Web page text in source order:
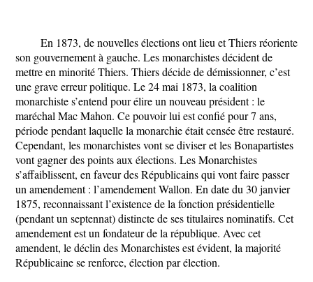
En 1873, de nouvelles élections ont lieu et Thiers réoriente
son gouvernement à gauche. Les monarchistes décident de
mettre en minorité Thiers. Thiers décide de démissionner, c’est
une grave erreur politique. Le 24 mai 1873, la coalition
monarchiste s’entend pour élire un nouveau président : le
maréchal Mac Mahon. Ce pouvoir lui est confié pour 7 ans,
période pendant laquelle la monarchie était censée être restauré.
Cependant, les monarchistes vont se diviser et les Bonapartistes
vont gagner des points aux élections. Les Monarchistes
s’affaiblissent, en faveur des Républicains qui vont faire passer
un amendement : l’amendement Wallon. En date du 30 janvier
1875, reconnaissant l’existence de la fonction présidentielle
(pendant un septennat) distincte de ses titulaires nominatifs. Cet
amendement est un fondateur de la république. Avec cet
amendent, le déclin des Monarchistes est évident, la majorité
Républicaine se renforce, élection par élection.